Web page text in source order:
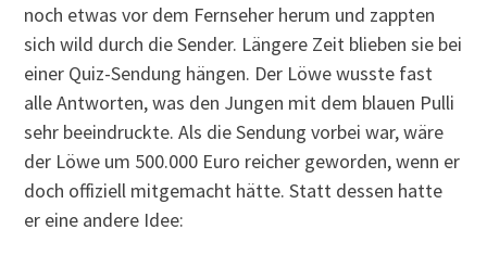
noch etwas vor dem Fernseher herum und zappten
sich wild durch die Sender. Längere Zeit blieben sie bei
einer Quiz-Sendung hängen. Der Löwe wusste fast
alle Antworten, was den Jungen mit dem blauen Pulli
sehr beeindruckte. Als die Sendung vorbei war, wäre
der Löwe um 500.000 Euro reicher geworden, wenn er
doch offiziell mitgemacht hätte. Statt dessen hatte
er eine andere Idee: